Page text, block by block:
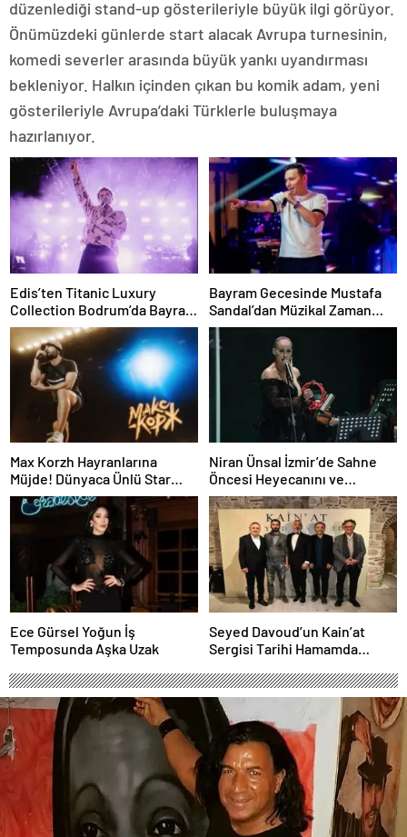
düzenlediği stand-up gösterileriyle büyük ilgi görüyor.
Önümüzdeki günlerde start alacak Avrupa turnesinin,
komedi severler arasında büyük yankı uyandırması
bekleniyor. Halkın içinden çıkan bu komik adam, yeni
gösterileriyle Avrupa’daki Türklerle buluşmaya
hazırlanıyor.
Edis’ten Titanic Luxury
Collection Bodrum’da Bayram
Gecesine Damga Vuran
Performans
Bayram Gecesinde Mustafa
Sandal’dan Müzikal Zaman
Yolculuğu
Max Korzh Hayranlarına
Müjde! Dünyaca Ünlü Star
İstanbul’da Canlı
Performansla Hayranlarıyla
Niran Ünsal İzmir’de Sahne
Öncesi Heyecanını ve
Projelerini Anlattı
Ece Gürsel Yoğun İş
Temposunda Aşka Uzak
Seyed Davoud’un Kain’at
Sergisi Tarihi Hamamda